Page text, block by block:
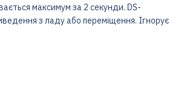
максимум за 2 секунди. DS-
з ладу або переміщення. Ігнорує